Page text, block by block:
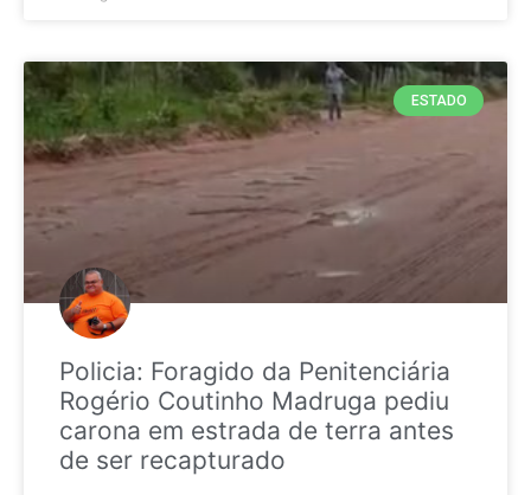
ESTADO
Policia: Foragido da Penitenciária
Rogério Coutinho Madruga pediu
carona em estrada de terra antes
de ser recapturado